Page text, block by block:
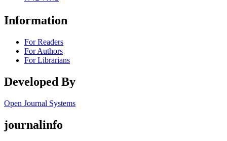
Information
For Readers
For Authors
For Librarians
Developed By
Open Journal Systems
journalinfo